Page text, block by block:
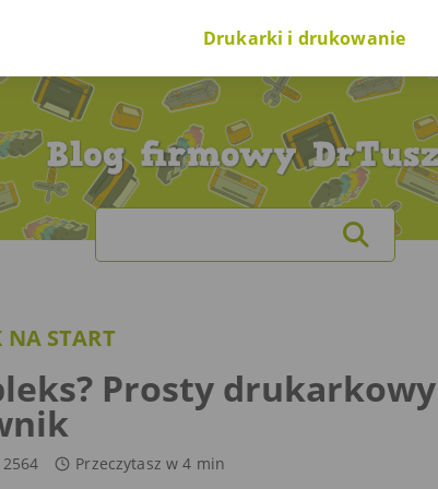
Drukarki i drukowanie
Poradnik na start
O drukarkach i drukowaniu
O tuszach i tonerach
Search
for:
START
Prosty drukarkowy
2564 Przeczytasz w 4 min